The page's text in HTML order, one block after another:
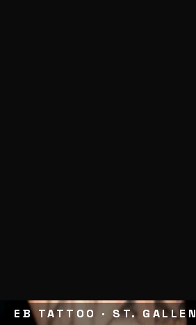
EB TATTOO · ST. GALLEN
EB TATTOO · ST. GALLEN